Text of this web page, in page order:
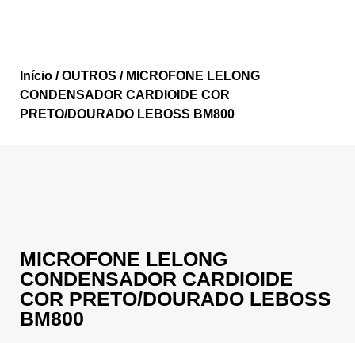
Início /OUTROS / MICROFONE LELONG
CONDENSADOR CARDIOIDE COR
PRETO/DOURADO LEBOSS BM800
MICROFONE LELONG
CONDENSADOR CARDIOIDE
COR PRETO/DOURADO LEBOSS
BM800